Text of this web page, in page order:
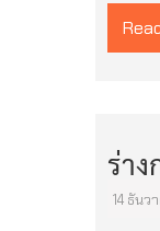
ร่า
14 ธันว